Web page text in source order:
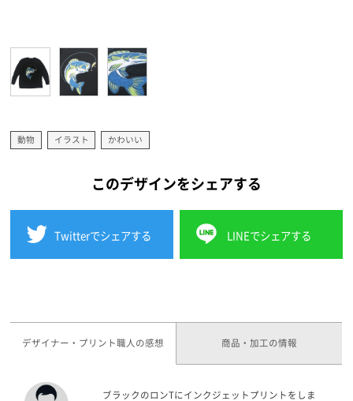
動物 イラスト かわいい
このデザインをシェアする
Twitterでシェアする LINEでシェアする
デザイナー・プリント職人の感想 商品・加工の情報
ブラックのロンTにインクジェットプリントをしま